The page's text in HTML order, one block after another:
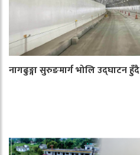
नागढुङ्गा सुरुङमार्ग भोलि उद्घाटन हुँदै